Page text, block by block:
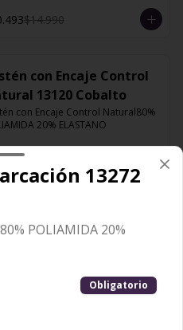
$14.990
con Encaje Control
Natural 13120 Cobalto
con Encaje Control Natural80%
20% ELASTANO
Natural 13120 Orquidea
13272
POLIAMIDA 20%
Obligatorio